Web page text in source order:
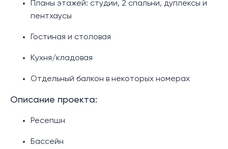
Планы этажей: студии, 2 спальни, дуплексы и
пентхаусы
Гостиная и столовая
Кухня/кладовая
Отдельный балкон в некоторых номерах
Описание проекта:
Ресепшн
Бассейн